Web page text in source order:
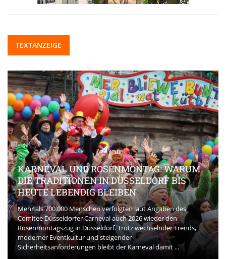
TEXTANZEIGE
KARNEVAL UND ROSENMONTAG: WARUM
DIE TRADITIONEN IN DÜSSELDORF BIS
HEUTE LEBENDIG BLEIBEN
Mehr als 700.000 Menschen verfolgten laut Angaben des
Comitee Düsseldorfer Carneval auch 2026 wieder den
Rosenmontagszug in Düsseldorf. Trotz wechselnder Trends,
moderner Eventkultur und steigender
Sicherheitsanforderungen bleibt der Karneval damit ...